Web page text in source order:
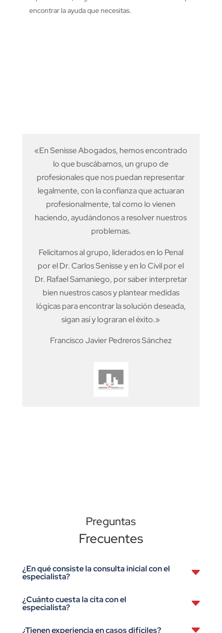
encontrar la ayuda que necesitas.
«En Senisse Abogados, hemos encontrado
lo que buscábamos, un grupo de
profesionales que nos puedan representar
legalmente, con la confianza que actuaran
profesionalmente, tal como lo vienen
haciendo, ayudándonos a resolver nuestros
problemas.
Felicitamos al grupo, liderados en lo Penal
por el Dr. Carlos Senisse y en lo Civil por el
Dr. Rafael Samaniego, por saber interpretar
bien nuestros casos y plantear medidas
lógicas para encontrar la solución deseada,
sigan así y lograran el éxito.»
Francisco Javier Pedreros Sánchez
Preguntas
Frecuentes
¿En qué consiste la consulta inicial con el
especialista?
¿Cuánto cuesta la cita con el
especialista?
¿Tienen experiencia en casos difíciles?